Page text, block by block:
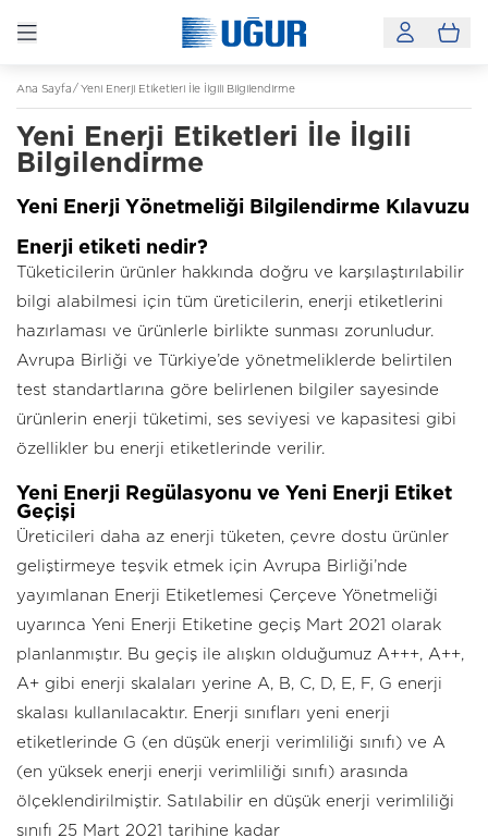
Ana Sayfa Yeni Enerji Etiketleri İle İlgili Bilgilendirme
Yeni Enerji Etiketleri İle İlgili
Bilgilendirme
Yeni Enerji Yönetmeliği Bilgilendirme Kılavuzu
Enerji etiketi nedir?
Tüketicilerin ürünler hakkında doğru ve karşılaştırılabilir
bilgi alabilmesi için tüm üreticilerin, enerji etiketlerini
hazırlaması ve ürünlerle birlikte sunması zorunludur.
Avrupa Birliği ve Türkiye’de yönetmeliklerde belirtilen
test standartlarına göre belirlenen bilgiler sayesinde
ürünlerin enerji tüketimi, ses seviyesi ve kapasitesi gibi
özellikler bu enerji etiketlerinde verilir.
Yeni Enerji Regülasyonu ve Yeni Enerji Etiket
Geçişi
Üreticileri daha az enerji tüketen, çevre dostu ürünler
geliştirmeye teşvik etmek için Avrupa Birliği’nde
yayımlanan Enerji Etiketlemesi Çerçeve Yönetmeliği
uyarınca Yeni Enerji Etiketine geçiş Mart 2021 olarak
planlanmıştır. Bu geçiş ile alışkın olduğumuz A+++, A++,
A+ gibi enerji skalaları yerine A, B, C, D, E, F, G enerji
skalası kullanılacaktır. Enerji sınıfları yeni enerji
etiketlerinde G (en düşük enerji verimliliği sınıfı) ve A
(en yüksek enerji enerji verimliliği sınıfı) arasında
ölçeklendirilmiştir. Satılabilir en düşük enerji verimliliği
sınıfı 25 Mart 2021 tarihine kadar